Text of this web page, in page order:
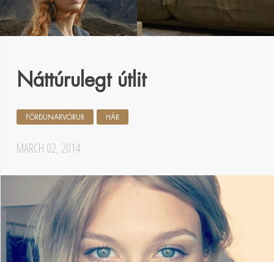
Náttúrulegt útlit
MARCH 02, 2014
FÖRÐUNARVÖRUR HÁR